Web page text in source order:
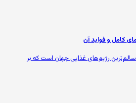
کامل و فواید آن
سالم‌ترین رژیم‌های غذایی جهان است که بر